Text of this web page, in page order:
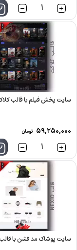
تعداد
سایت پخش فیلم با قالب
۵۹,۲۵۰,۰۰۰ تومان
تعداد
سایت پوشاک مد فشن با قالب Nexio